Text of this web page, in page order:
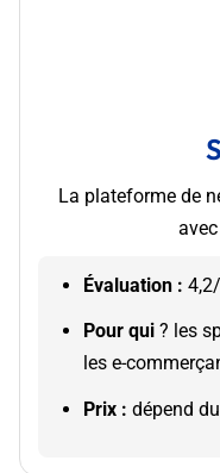
La plateforme de
Évaluation :
Pour qui ? les
les e-
Prix :dépend